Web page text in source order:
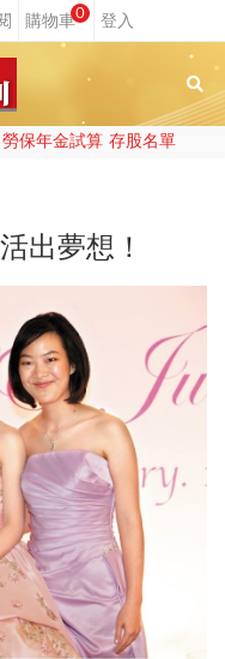
0
勞保年金試算 存股名單
出夢想！